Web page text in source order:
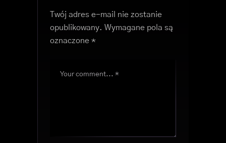
Twój adres e-mail nie zostanie
opublikowany. Wymagane pola są
oznaczone *